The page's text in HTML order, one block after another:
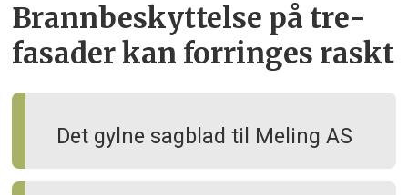
Brann­beskyttelse på tre­
fasader kan forringes raskt
Det gylne sagblad til Meling AS